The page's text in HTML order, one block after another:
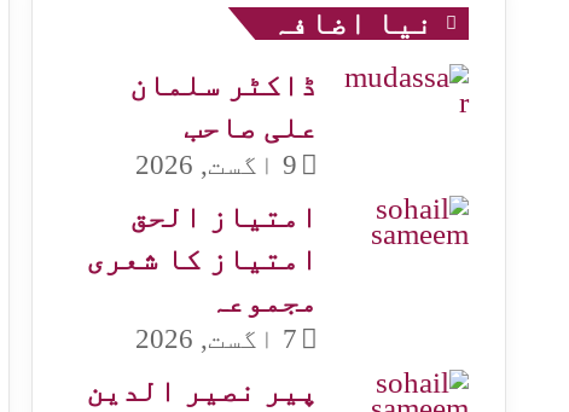
نیا اضافہ
ڈاکٹر سلمان
علی صاحب
9 اگست, 2026
امتیاز الحق
امتیاز کا شعری
مجموعہ
7 اگست, 2026
پیر نصیر الدین